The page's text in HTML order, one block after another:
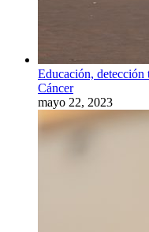
Educación, detección
Cáncer
mayo 22, 2023